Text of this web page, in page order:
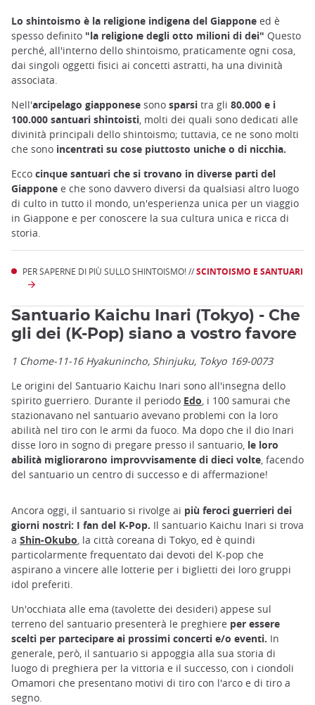
Lo shintoismo è la religione indigena del Giappone ed è
spesso definito "la religione degli otto milioni di dei" Questo
perché, all'interno dello shintoismo, praticamente ogni cosa,
dai singoli oggetti fisici ai concetti astratti, ha una divinità
associata.
Nell'arcipelago giapponese sono sparsi tra gli 80.000 e i
100.000 santuari shintoisti, molti dei quali sono dedicati alle
divinità principali dello shintoismo; tuttavia, ce ne sono molti
che sono incentrati su cose piuttosto uniche o di nicchia.
Ecco cinque santuari che si trovano in diverse parti del
Giappone e che sono davvero diversi da qualsiasi altro luogo
di culto in tutto il mondo, un'esperienza unica per un viaggio
in Giappone e per conoscere la sua cultura unica e ricca di
storia.
PER SAPERNE DI PIÙ SULLO SHINTOISMO! //SCINTOISMO E SANTUARI
Santuario Kaichu Inari (Tokyo) - Che
gli dei (K-Pop) siano a vostro favore
1 Chome-11-16 Hyakunincho, Shinjuku, Tokyo 169-0073
Le origini del Santuario Kaichu Inari sono all'insegna dello
spirito guerriero. Durante il periodo Edo, i 100 samurai che
stazionavano nel santuario avevano problemi con la loro
abilità nel tiro con le armi da fuoco. Ma dopo che il dio Inari
disse loro in sogno di pregare presso il santuario, le loro
abilità migliorarono improvvisamente di dieci volte, facendo
del santuario un centro di successo e di affermazione!
Ancora oggi, il santuario si rivolge ai più feroci guerrieri dei
giorni nostri: I fan del K-Pop. Il santuario Kaichu Inari si trova
a Shin-Okubo , la città coreana di Tokyo, ed è quindi
particolarmente frequentato dai devoti del K-pop che
aspirano a vincere alle lotterie per i biglietti dei loro gruppi
idol preferiti.
Un'occhiata alle ema (tavolette dei desideri) appese sul
terreno del santuario presenterà le preghiere per essere
scelti per partecipare ai prossimi concerti e/o eventi. In
generale, però, il santuario si appoggia alla sua storia di
luogo di preghiera per la vittoria e il successo, con i ciondoli
Omamori che presentano motivi di tiro con l'arco e di tiro a
segno.